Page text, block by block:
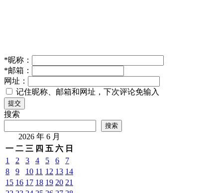
*昵称：
*邮箱：
网址：
记住昵称、邮箱和网址，下次评论免输入
提交
搜索
搜索
2026 年 6 月
一 二 三 四 五 六 日
1
2 3 4 5 6
7
8
9 10 11 12 13 14
15 16 17 18 19 20 21